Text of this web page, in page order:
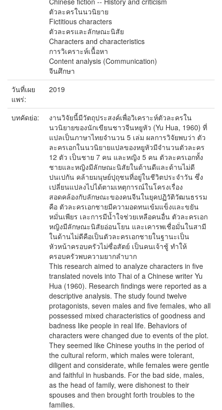
ตัวละครในนวนิยาย
Fictitious characters
ตัวละครและลักษณะนิสัย
Characters and characteristics
การวิเคราะห์เนื้อหา
Content analysis (Communication)
จีนศึกษา
วันที่เผย
แพร่:
2019
บทคัดย่อ:
งานวิจัยนี้มีวัตถุประสงค์เพื่อวิเคราะห์ตัวละครใน
นวนิยายของนักเขียนชาวจีนหยูหัว (Yu Hua, 1960) ที่
แปลเป็นภาษาไทยจำนวน 5 เล่ม ผลการวิจัยพบว่า ตัว
ละครเอกในนวนิยายแปลของหยูหัวมีจำนวนตัวละคร
12 ตัว เป็นชาย 7 คน และหญิง 5 คน ตัวละครเอกทั้ง
ชายและหญิงมีลักษณะนิสัยในด้านดีและด้านไม่ดี
ปนเปกัน คล้ายมนุษย์ปุถุชนที่อยู่ในชีวิตประจำวัน ซึ่ง
เปลี่ยนแปลงไปได้ตามเหตุการณ์ในโครงเรื่อง
สอดคล้องกับลักษณะของคนจีนในยุคปฏิวัติวัฒนธรรม
คือ ตัวละครเอกชายมีความอดทนเข้มแข็งและขยัน
หมั่นเพียร เละการมีน้ำใจช่วยเหลือคนอื่น ตัวละครเอก
หญิงมีลักษณะนิสัยอ่อนโยน และเคารพเชื่อมั่นในสามี
ในด้านไม่ดีคือเป็นตัวละครเอกชายในฐานะเป็น
หัวหน้าครอบครัวไม่ซื่อสัตย์ เป็นคนเจ้าชู้ ทำให้
ครอบครัวพบความยากลำบาก
This research aimed to analyze characters in five
translated novels into Thai of a Chinese writer Yu
Hua (1960). Research findings were reported as a
descriptive analysis. The study found twelve
protagonists, seven males and five females, who all
possessed mixed characteristics of goodness and
badness like people in real life. Behaviors of
characters were changed due to events of the plot.
They seemed like Chinese youths in the period of
the cultural reform, which males were tolerant,
diligent and considerate, while females were gentle
and faithful in husbands. For the bad side, males,
as the head of family, were dishonest to their
spouses and then brought forth troubles to the
families.